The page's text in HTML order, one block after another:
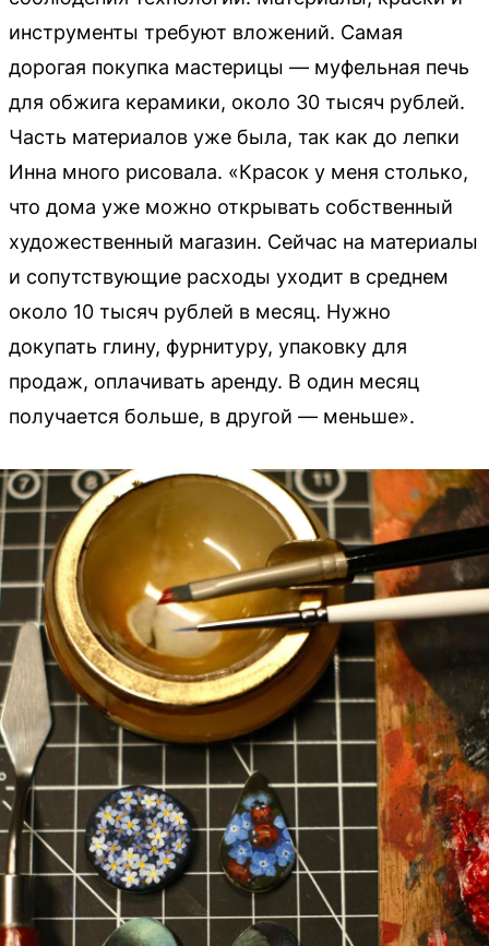
инструменты требуют вложений. Самая
дорогая покупка мастерицы — муфельная печь
для обжига керамики, около 30 тысяч рублей.
Часть материалов уже была, так как до лепки
Инна много рисовала. «Красок у меня столько,
что дома уже можно открывать собственный
художественный магазин. Сейчас на материалы
и сопутствующие расходы уходит в среднем
около 10 тысяч рублей в месяц. Нужно
докупать глину, фурнитуру, упаковку для
продаж, оплачивать аренду. В один месяц
получается больше, в другой — меньше».